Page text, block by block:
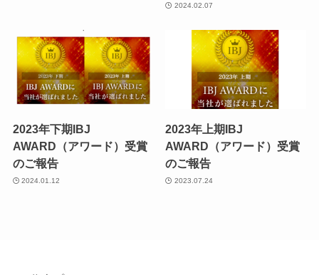
2024.02.07
2023年下期IBJ
AWARD（アワード）受賞
のご報告
2024.01.12
2023年上期IBJ
AWARD（アワード）受賞
のご報告
2023.07.24